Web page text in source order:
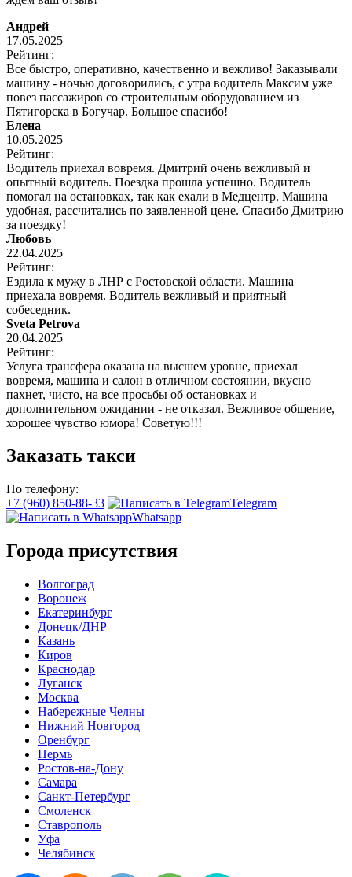
Андрей
17.05.2025
Рейтинг:
Все быстро, оперативно, качественно и вежливо! Заказывали
машину - ночью договорились, с утра водитель Максим уже
повез пассажиров со строительным оборудованием из
Пятигорска в Богучар. Большое спасибо!
Елена
10.05.2025
Рейтинг:
Водитель приехал вовремя. Дмитрий очень вежливый и
опытный водитель. Поездка прошла успешно. Водитель
помогал на остановках, так как ехали в Медцентр. Машина
удобная, рассчитались по заявленной цене. Спасибо Дмитрию
за поездку!
Любовь
22.04.2025
Рейтинг:
Ездила к мужу в ЛНР с Ростовской области. Машина
приехала вовремя. Водитель вежливый и приятный
собеседник.
Sveta Petrova
20.04.2025
Рейтинг:
Услуга трансфера оказана на высшем уровне, приехал
вовремя, машина и салон в отличном состоянии, вкусно
пахнет, чисто, на все просьбы об остановках и
дополнительном ожидании - не отказал. Вежливое общение,
хорошее чувство юмора! Советую!!!
Заказать такси
По телефону:
+7 (960) 850-88-33
Telegram
Whatsapp
Города присутствия
Волгоград
Воронеж
Екатеринбург
Донецк/ДНР
Казань
Киров
Краснодар
Луганск
Москва
Набережные Челны
Нижний Новгород
Оренбург
Пермь
Ростов-на-Дону
Самара
Санкт-Петербург
Смоленск
Ставрополь
Уфа
Челябинск